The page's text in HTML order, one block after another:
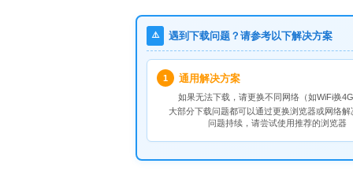
⚠️ 遇到下载问题？请参考以下解决方案
1 通用解决方案
如果无法下载，请更换不同网络（如WiFi换
大部分下载问题都可以通过更换浏览器或网络解
问题持续，请尝试使用推荐的浏览器